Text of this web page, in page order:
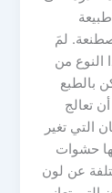
لمَ
النوع من
بالطبع
تعالج
التي تغير
حشوات
عن لون